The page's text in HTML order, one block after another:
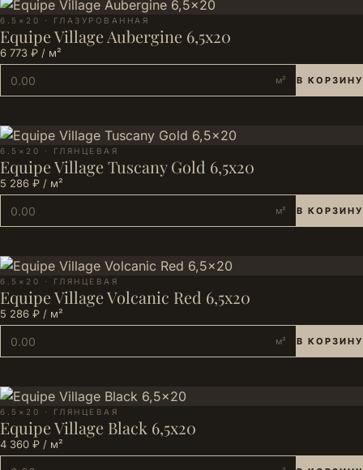
6.5×20 · ГЛАЗУРОВАННАЯ
Equipe Village Aubergine 6,5x20
6 773 ₽ / м²
м² В КОРЗИНУ
6.5×20 · ГЛЯНЦЕВАЯ
Equipe Village Tuscany Gold 6,5x20
5 286 ₽ / м²
м² В КОРЗИНУ
6.5×20 · ГЛЯНЦЕВАЯ
Equipe Village Volcanic Red 6,5x20
5 286 ₽ / м²
м² В КОРЗИНУ
6.5×20 · ГЛЯНЦЕВАЯ
Equipe Village Black 6,5x20
4 360 ₽ / м²